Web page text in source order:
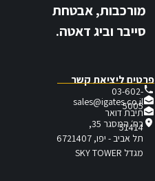
מורכבות, אבטחת
סייבר וביג דאטה.
פרטים ליציאת קשר
03-602-
5005
sales@igates.co.il
תיבת דואר
51414
רח׳ המסגר 35,
תל אביב - יפו, 6721407
מגדל SKY TOWER